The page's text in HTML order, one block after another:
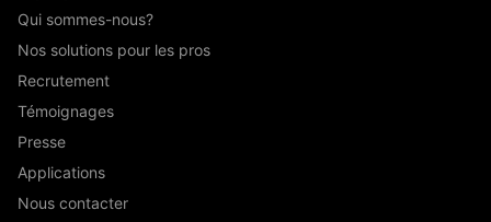
Qui sommes-nous?
Nos solutions pour les pros
Recrutement
Témoignages
Presse
Applications
Nous contacter